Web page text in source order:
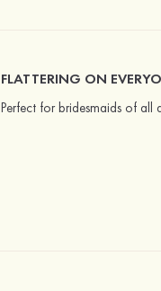
FLATTERING ON
Perfect for bridesmaids of all